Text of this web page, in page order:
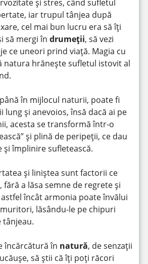
și stres, când sufletul
iar trupul tânjea după
cel mai bun lucru era să îți
să mergi în drumeții, să vezi
ce uneori prind viață. Magia cu
natura hrănește sufletul istovit al
în mijlocul naturii, poate fi
lung și anevoios, însă dacă ai pe
acesta se transformă într-o
și plină de peripeții, ce dau
împlinire sufletească.
și liniștea sunt factorii ce
a lăsa semne de regrete și
încât armonia poate învălui
lăsându-le pe chipuri
tânjeau.
încărcătură în natură, de senzații
să știi că îți poți răcori